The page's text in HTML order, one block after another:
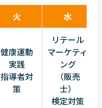
火 水
健康運動
実践
指導者対
策
リテール
マーケティ
ング
（販売
士）
検定対策